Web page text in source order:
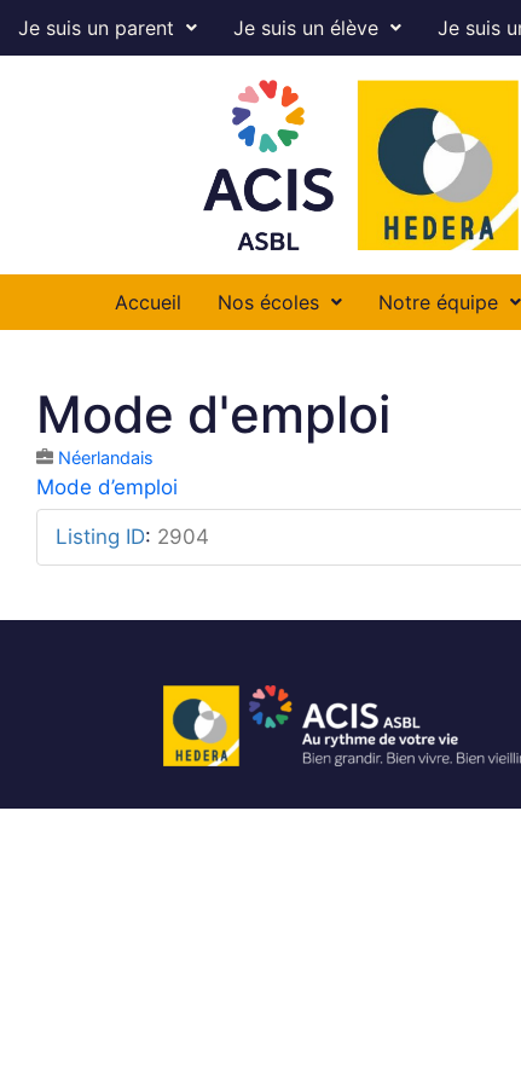
Je suis un parent Je suis un élève Je suis
Accueil Nos écoles Notre équipe
Mode d'emploi
Néerlandais
Mode d’emploi
Listing ID: 2904